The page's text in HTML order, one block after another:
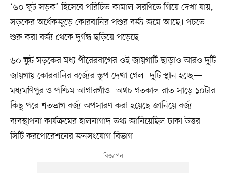
‘৬০ ফুট সড়ক’ হিসেবে পরিচিত কামাল সরণিতে গিয়ে দেখা যায়,
সড়কের অর্ধেকজুড়ে কোরবানির পশুর বর্জ্য জমে আছে। পচতে
শুরু করা বর্জ্য থেকে দুর্গন্ধ ছড়িয়ে পড়েছে।
৬০ ফুট সড়কের মধ্য পীরেরবাগের ওই জায়গাটি ছাড়াও আরও দুটি
জায়গায় কোরবানির বর্জ্যের স্তূপ দেখা গেল। দুটি স্থান হচ্ছে—
মধ্যমণিপুর ও পশ্চিম আগারগাঁও। অথচ গতকাল রাত সাড়ে ১০টার
কিছু পরে শতভাগ বর্জ্য অপসারণ করা হয়েছে জানিয়ে বর্জ্য
ব্যবস্থাপনা কার্যক্রমের হালনাগাদ তথ্য জানিয়েছিল ঢাকা উত্তর
সিটি করপোরেশনের জনসংযোগ বিভাগ।